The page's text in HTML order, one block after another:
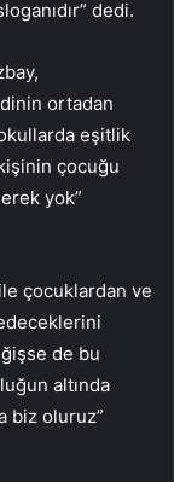
dedi.
ortadan
eşitlik
çocuğu
yok”
çocuklardan ve
de bu
altında
biz oluruz”